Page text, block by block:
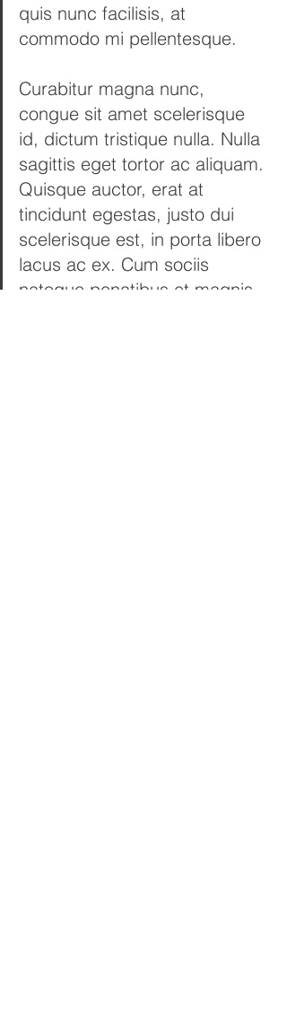
quis nunc facilisis, at
commodo mi pellentesque.
Curabitur magna nunc,
congue sit amet scelerisque
id, dictum tristique nulla. Nulla
sagittis eget tortor ac aliquam.
Quisque auctor, erat at
tincidunt egestas, justo dui
scelerisque est, in porta libero
lacus ac ex. Cum sociis
natoque penatibus et magnis